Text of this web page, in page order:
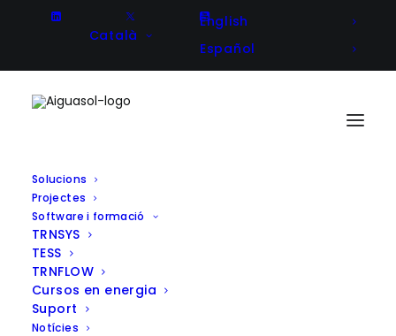
Català
English
Español
Solucions
Projectes
Software i formació
TRNSYS
TESS
TRNFLOW
Cursos en energia
Suport
Notícies
Aiguasol aconsegueix el